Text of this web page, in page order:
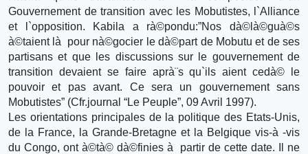
Gouvernement de transition avec les Mobutistes, l`Alliance
et l`opposition. Kabila a rà©pondu:”Nos dà©là©guà©s
à©taient là pour nà©gocier le dà©part de Mobutu et de ses
partisans et que les discussions sur le gouvernement de
transition devaient se faire aprà¨s qu`ils aient cedà© le
pouvoir et pas avant. Ce sera un gouvernement sans
Mobutistes” (Cfr.journal “Le Peuple”, 09 Avril 1997).
Les orientations principales de la politique des Etats-Unis,
de la France, la Grande-Bretagne et la Belgique vis-à -vis
du Congo, ont à©tà© dà©finies à partir de cette date. Il ne